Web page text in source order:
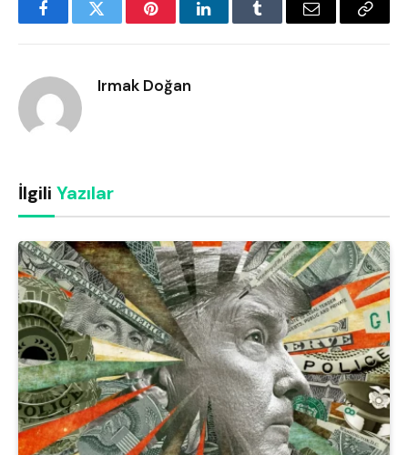
FacebookTwitter PinterestLinkedInTumblr Email
Copy
Irmak Doğan
İlgili Yazılar